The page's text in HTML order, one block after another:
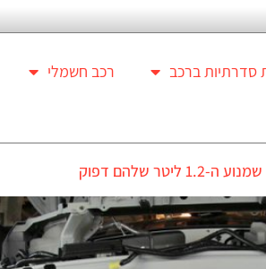
סדרתיות ברכב רכב חשמלי